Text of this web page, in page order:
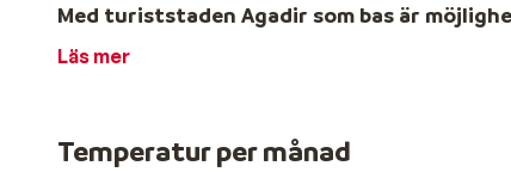
Med turiststaden Agadir som bas är
ödelades av en jordbävning 1960. De vindlande
låga vitkalkade hus. Kvar uppe på berget är
uppleva det mer äkta Marocko besök den
Läs mer
Temperatur per månad